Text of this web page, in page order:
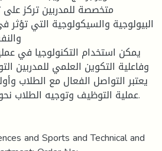
متخصصة للمدربين تركز
البيولوجية والسيكولوجية التي تؤثر
يمكن استخدام التكنولوجيا في
وفاعلية التكوين العلمي للمدربين
يعتبر التواصل الفعال مع الطلاب
عملية التوظيف وتوجيه الطلاب
and Sports and Technical and